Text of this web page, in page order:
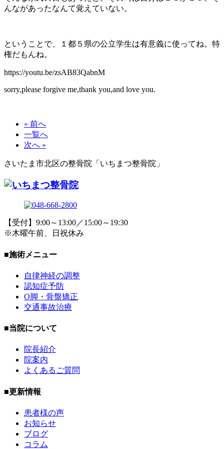
んながあったなんて覚えていない。
ということで、１都５県の公立学生は有意義に使ってね。特
権だもんね。
https://youtu.be/zsAB83QabnM
sorry,please forgive me,thank you,and love you.
« 前へ
一覧へ
次へ »
さいたま市北区の整骨院「いちまつ整骨院」
【受付】9:00～13:00／15:00～19:30
※木曜午前、日祝休み
■施術メニュー
自律神経の調整
認知症予防
O脚・骨盤矯正
交通事故治療
■当院について
院長紹介
院案内
よくあるご質問
■更新情報
患者様の声
お知らせ
ブログ
コラム